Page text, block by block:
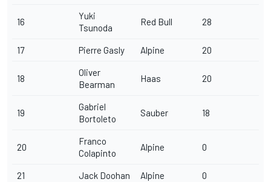
16
Yuki
Tsunoda
Red Bull 28
17 Pierre Gasly Alpine 20
18
Oliver
Bearman
Haas 20
19
Gabriel
Bortoleto
Sauber 18
20
Franco
Colapinto
Alpine 0
21 Jack Doohan Alpine 0